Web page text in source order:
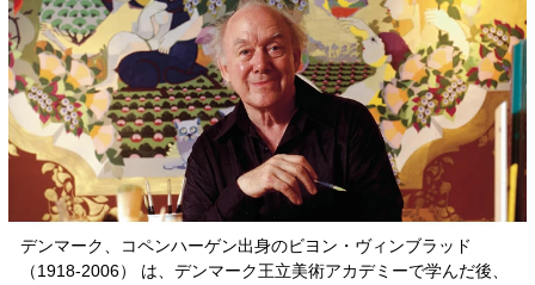
デンマーク、コペンハーゲン出身のビヨン・ヴィンブラッド
（1918-2006） は、デンマーク王立美術アカデミーで学んだ後、